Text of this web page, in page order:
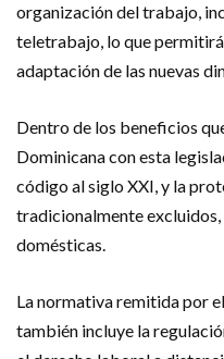
organización del trabajo,
teletrabajo, lo que
adaptación de las nuevas
Dentro de los beneficios
Dominicana con esta
código al siglo XXI, y la
tradicionalmente
domésticas.
La normativa remitida por
también incluye la